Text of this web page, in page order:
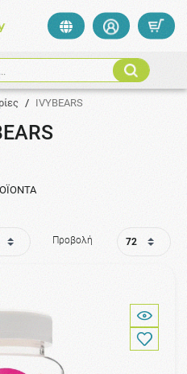
/ IVYBEARS
Προβολή